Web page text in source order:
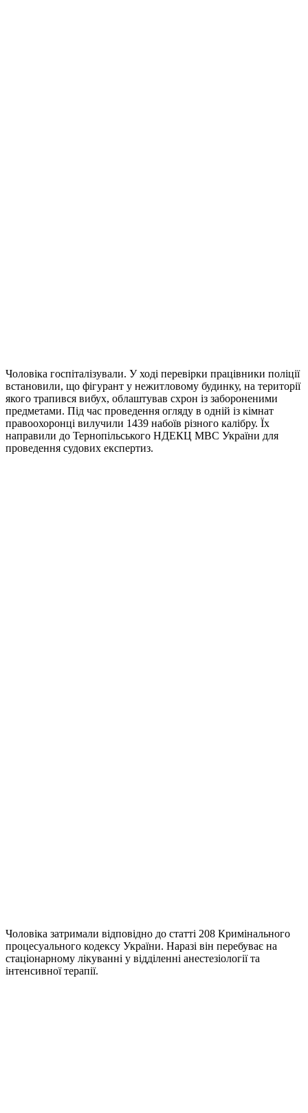
Чоловіка госпіталізували. У ході перевірки працівники поліції
встановили, що фігурант у нежитловому будинку, на території
якого трапився вибух, облаштував схрон із забороненими
предметами. Під час проведення огляду в одній із кімнат
правоохоронці вилучили 1439 набоїв різного калібру. Їх
направили до Тернопільського НДЕКЦ МВС України для
проведення судових експертиз.
Чоловіка затримали відповідно до статті 208 Кримінального
процесуального кодексу України. Наразі він перебуває на
стаціонарному лікуванні у відділенні анестезіології та
інтенсивної терапії.